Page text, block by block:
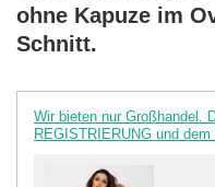
ohne Kapuze im
Schnitt.
Wir bieten nur Großhandel.
REGISTRIERUNG und